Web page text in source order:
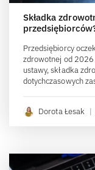
Składka
Przedsiębiorcy
zdrowotnej od
ustawy, składka
dotychczasowych
Dorota Łesak